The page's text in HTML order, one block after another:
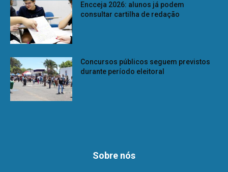
Encceja 2026: alunos já podem
consultar cartilha de redação
Concursos públicos seguem previstos
durante período eleitoral
Sobre nós